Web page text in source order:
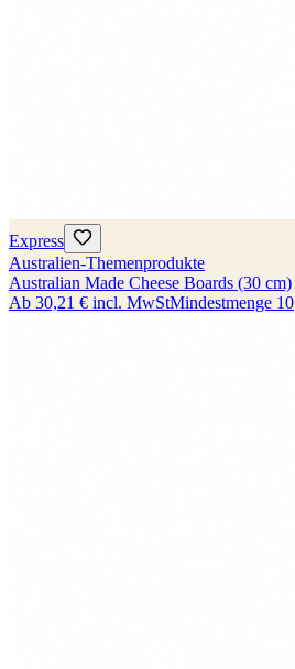
Express
Australien-Themenprodukte
Australian Made Cheese Boards (30 cm)
Ab 30,21 € incl. MwStMindestmenge 10